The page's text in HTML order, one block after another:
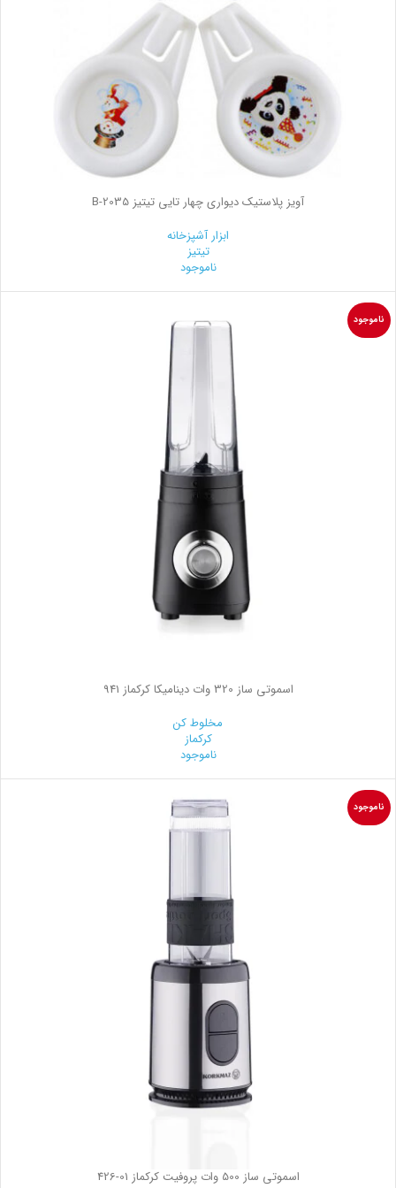
آویز پلاستیک دیواری چهار تایی تیتیز B-2035
ابزار آشپزخانه
تیتیز
ناموجود
ناموجود
اسموتی ساز 320 وات دینامیکا کرکماز 941
مخلوط کن
کرکماز
ناموجود
ناموجود
اسموتی ساز 500 وات پروفیت کرکماز
426-01